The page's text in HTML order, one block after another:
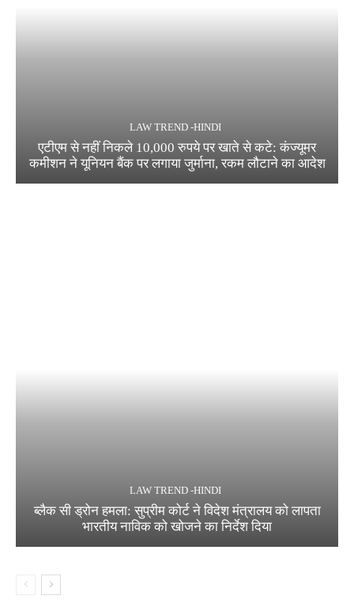
LAW TREND -HINDI
एटीएम से नहीं निकले 10,000 रुपये पर खाते से कटे: कंज्यूमर
कमीशन ने यूनियन बैंक पर लगाया जुर्माना, रकम लौटाने का आदेश
LAW TREND -HINDI
ब्लैक सी ड्रोन हमला: सुप्रीम कोर्ट ने विदेश मंत्रालय को लापता
भारतीय नाविक को खोजने का निर्देश दिया